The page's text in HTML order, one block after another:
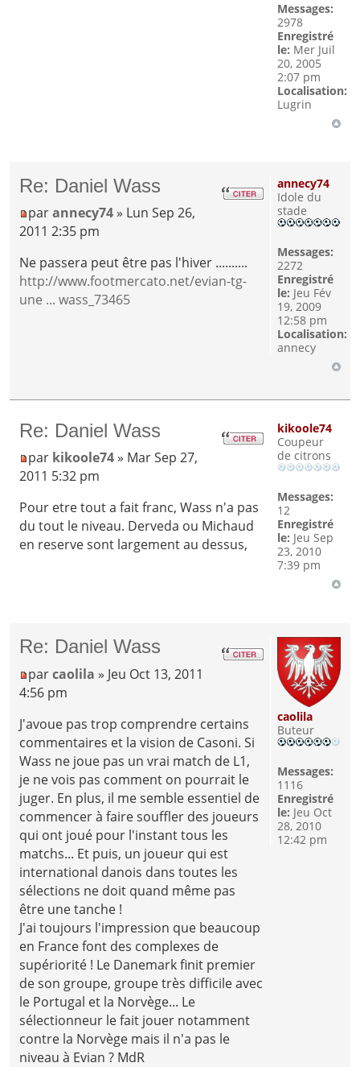
Messages:
2978
Enregistré
le: Mer Juil
20, 2005
2:07 pm
Localisation:
Lugrin
Re: Daniel Wass
parannecy74 » Lun Sep 26,
2011 2:35 pm
Ne passera peut être pas l'hiver ..........
http://www.footmercato.net/evian-tg-
une ... wass_73465
annecy74
Idole du
stade
Messages:
2272
Enregistré
le: Jeu Fév
19, 2009
12:58 pm
Localisation:
annecy
Re: Daniel Wass
par kikoole74» Mar Sep 27,
2011 5:32 pm
Pour etre tout a fait franc, Wass n'a pas
du tout le niveau. Derveda ou Michaud
en reserve sont largement au dessus,
kikoole74
Coupeur
de citrons
Messages:
12
Enregistré
le: Jeu Sep
23, 2010
7:39 pm
Re: Daniel Wass
parcaolila » Jeu Oct 13, 2011
4:56 pm
J'avoue pas trop comprendre certains
commentaires et la vision de Casoni. Si
Wass ne joue pas un vrai match de L1,
je ne vois pas comment on pourrait le
juger. En plus, il me semble essentiel de
commencer à faire souffler des joueurs
qui ont joué pour l'instant tous les
matchs... Et puis, un joueur qui est
international danois dans toutes les
sélections ne doit quand même pas
être une tanche !
J'ai toujours l'impression que beaucoup
en France font des complexes de
supériorité ! Le Danemark finit premier
de son groupe, groupe très difficile avec
le Portugal et la Norvège... Le
sélectionneur le fait jouer notamment
contre la Norvège mais il n'a pas le
niveau à Evian ? MdR
caolila
Buteur
Messages:
1116
Enregistré
le: Jeu Oct
28, 2010
12:42 pm